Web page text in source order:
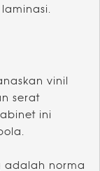
vinil
serat
ini
adalah norma